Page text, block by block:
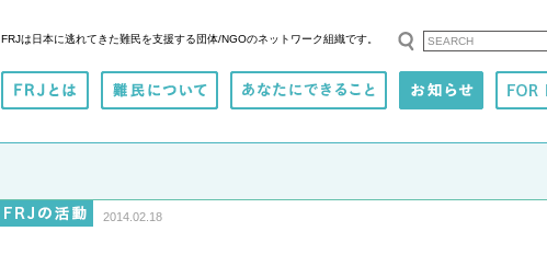
FRJは日本に逃れてきた難民を支援する 団体/NGOのネットワーク組織です。
2014.02.18